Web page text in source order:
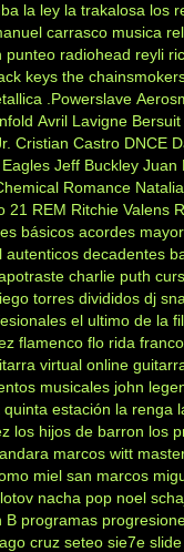
la ley la trakalosa los
carrasco musica
punteo radiohead reyli
keys the
.Powerslave
Avril Lavigne
Cristian Castro DNCE
Eagles Jeff Buckley Juan
Romance
21 REM Ritchie Valens
básicos acordes
autenticos decadentes
charlie puth
torres divididos dj
el ultimo de la
flamenco flo rida
virtual online
musicales john
quinta estación la renga
los hijos de barron los
marcos witt
miel san marcos
nacha pop noel
B programas
cruz seteo sie7e slide